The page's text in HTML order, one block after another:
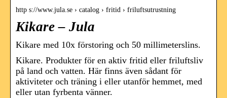
http s://www.jula.se › catalog › fritid › friluftsutrustning
Kikare – Jula
Kikare med 10x förstoring och 50 millimeterslins.
Kikare. Produkter för en aktiv fritid eller friluftsliv
på land och vatten. Här finns även sådant för
aktiviteter och träning i eller utanför hemmet, med
eller utan fyrbenta vänner.